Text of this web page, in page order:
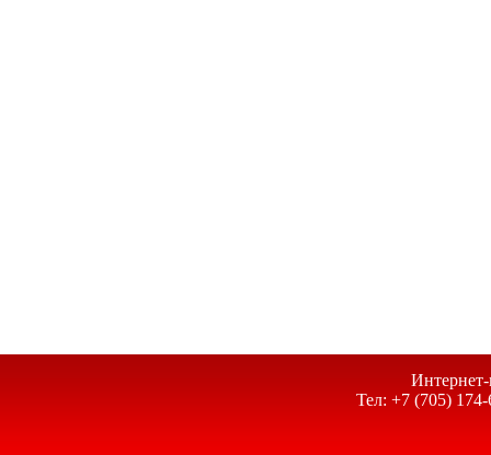
Тел: +7 (705)